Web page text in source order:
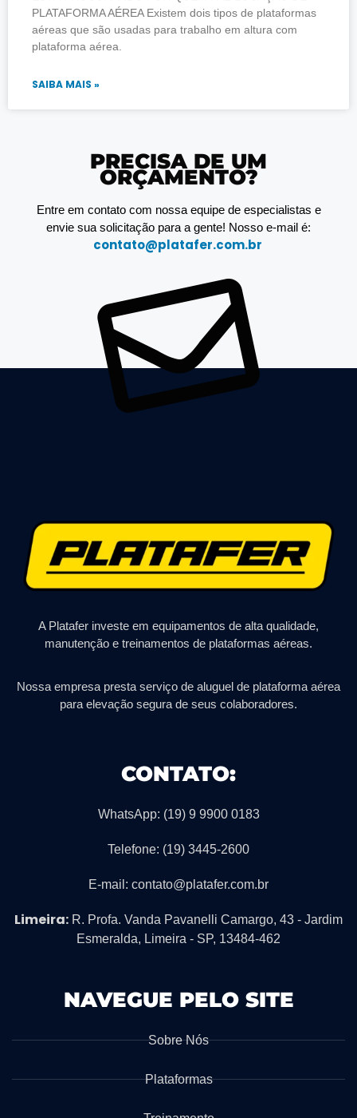
PLATAFORMA AÉREA Existem dois tipos de plataformas
aéreas que são usadas para trabalho em altura com
plataforma aérea.
SAIBA MAIS »
PRECISA DE UM
ORÇAMENTO?
Entre em contato com nossa equipe de especialistas e
envie sua solicitação para a gente! Nosso e-mail é:
contato@platafer.com.br
A Platafer investe em equipamentos de alta qualidade,
manutenção e treinamentos de plataformas aéreas.
Nossa empresa presta serviço de aluguel de plataforma aérea
para elevação segura de seus colaboradores.
CONTATO:
WhatsApp: (19) 9 9900 0183
Telefone: (19) 3445-2600
E-mail: contato@platafer.com.br
Limeira: R. Profa. Vanda Pavanelli Camargo, 43 - Jardim
Esmeralda, Limeira - SP, 13484-462
NAVEGUE PELO SITE
Sobre Nós
Plataformas